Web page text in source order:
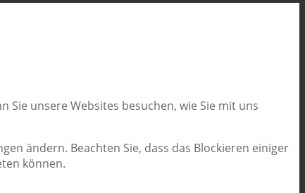
unsere Websites besuchen, wie Sie mit uns
ändern. Beachten Sie, dass das Blockieren einiger
können.